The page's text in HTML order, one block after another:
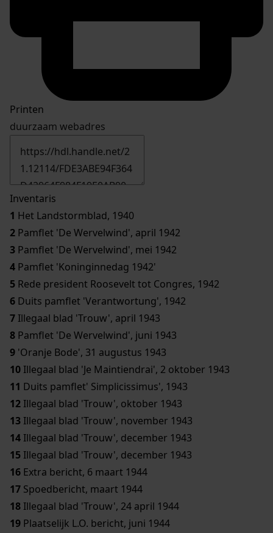
Printen
duurzaam webadres
Inventaris
1 Het Landstormblad, 1940
2 Pamflet 'De Wervelwind', april 1942
3 Pamflet 'De Wervelwind', mei 1942
4 Pamflet 'Koninginnedag 1942'
5 Rede president Roosevelt tot Congres, 1942
6 Duits pamflet 'Verantwortung', 1942
7 Illegaal blad 'Trouw', april 1943
8 Pamflet 'De Wervelwind', juni 1943
9 'Oranje Bode', 31 augustus 1943
10 Illegaal blad 'Je Maintiendrai', 2 oktober 1943
11 Duits pamflet' Simplicissimus', 1943
12 Illegaal blad 'Trouw', oktober 1943
13 Illegaal blad 'Trouw', november 1943
14 Illegaal blad 'Trouw', december 1943
15 Illegaal blad 'Trouw', december 1943
16 Extra bericht, 6 maart 1944
17 Spoedbericht, maart 1944
18 Illegaal blad 'Trouw', 24 april 1944
19 Plaatselijk L.O. bericht, juni 1944